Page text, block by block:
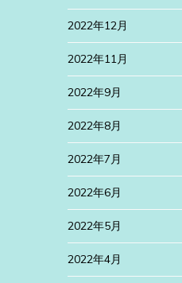
2022年12月
2022年11月
2022年9月
2022年8月
2022年7月
2022年6月
2022年5月
2022年4月